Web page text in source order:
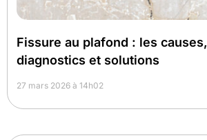
Fissure au plafond : les causes,
diagnostics et solutions
27 mars 2026 à 14h02